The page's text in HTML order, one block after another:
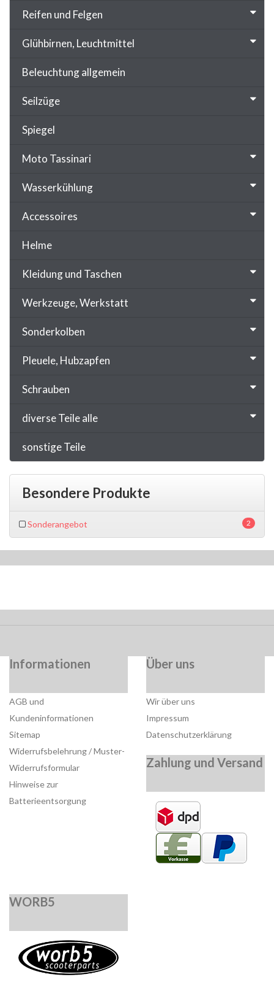
Reifen und Felgen
Glühbirnen, Leuchtmittel
Beleuchtung allgemein
Seilzüge
Spiegel
Moto Tassinari
Wasserkühlung
Accessoires
Helme
Kleidung und Taschen
Werkzeuge, Werkstatt
Sonderkolben
Pleuele, Hubzapfen
Schrauben
diverse Teile alle
sonstige Teile
Besondere Produkte
2
Sonderangebot
Informationen
AGB und
Kundeninformationen
Sitemap
Widerrufsbelehrung / Muster-
Widerrufsformular
Hinweise zur
Batterieentsorgung
Über uns
Wir über uns
Impressum
Datenschutzerklärung
Zahlung und Versand
WORB5